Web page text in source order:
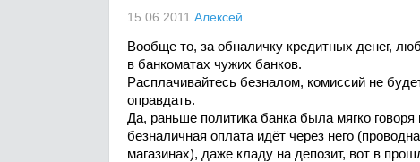
15.06.2011 Алексей
Вообще то, за обналичку кредитных денег,
в банкоматах чужих банков.
Расплачивайтесь безналом, комиссий не
оправдать.
Да, раньше политика банка была мягко
безналичная оплата идёт через него
магазинах), даже кладу на депозит, вот в